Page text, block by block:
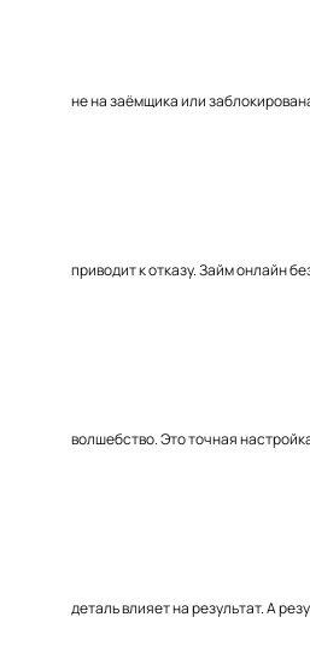
не на заёмщика или
приводит к отказу. Займ онлайн
волшебство. Это точная
деталь влияет на результат. А